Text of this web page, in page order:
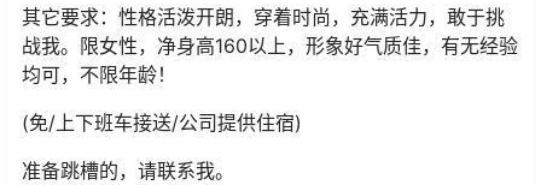
其它要求：性格活泼开朗，穿着时尚，充满活力，敢于挑
战我。限女性，净身高160以上，形象好气质佳，有无经验
均可，不限年龄！
(免/上下班车接送/公司提供住宿)
准备跳槽的，请联系我。